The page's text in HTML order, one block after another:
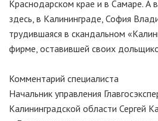
Краснодарском крае и в Самаре. А
здесь, в Калининграде, София
трудившаяся в скандальном
фирме, оставившей своих
Комментарий специалиста
Начальник управления
Калининградской области Сергей